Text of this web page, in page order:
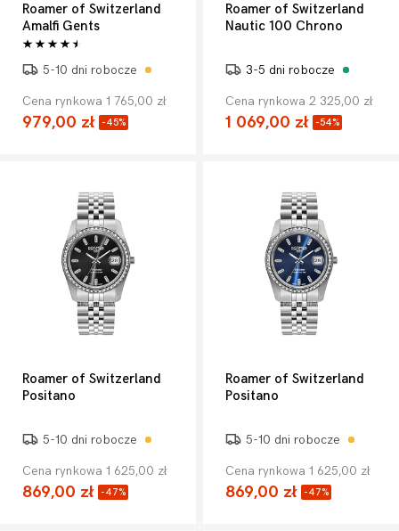
Roamer of Switzerland
Amalfi Gents
5-10 dni robocze
Cena rynkowa 1 765,00 zł
979,00 zł -45%
Roamer of Switzerland
Nautic 100 Chrono
3-5 dni robocze
Cena rynkowa 2 325,00 zł
1 069,00 zł -54%
Roamer of Switzerland
Positano
5-10 dni robocze
Cena rynkowa 1 625,00 zł
869,00 zł -47%
Roamer of Switzerland
Positano
5-10 dni robocze
Cena rynkowa 1 625,00 zł
869,00 zł -47%